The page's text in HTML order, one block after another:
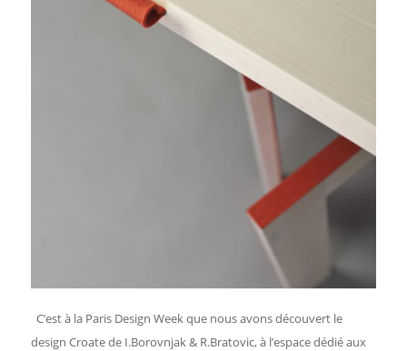
C’est à la Paris Design Week que nous avons découvert le
design Croate de I.Borovnjak & R.Bratovic, à l’espace dédié aux